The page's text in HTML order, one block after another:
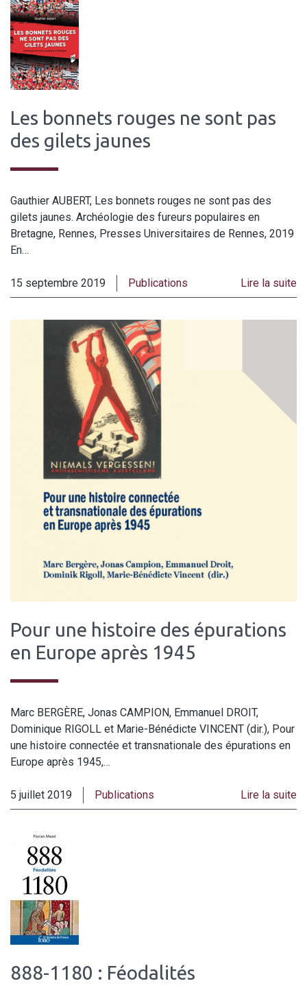
Les bonnets rouges ne sont pas
des gilets jaunes
Gauthier AUBERT, Les bonnets rouges ne sont pas des
gilets jaunes. Archéologie des fureurs populaires en
Bretagne, Rennes, Presses Universitaires de Rennes, 2019
En…
15 septembre 2019 Publications Lire la suite
Pour une histoire des épurations
en Europe après 1945
Marc BERGÈRE, Jonas CAMPION, Emmanuel DROIT,
Dominique RIGOLL et Marie-Bénédicte VINCENT (dir.), Pour
une histoire connectée et transnationale des épurations en
Europe après 1945,…
5 juillet 2019 Publications Lire la suite
888-1180 : Féodalités